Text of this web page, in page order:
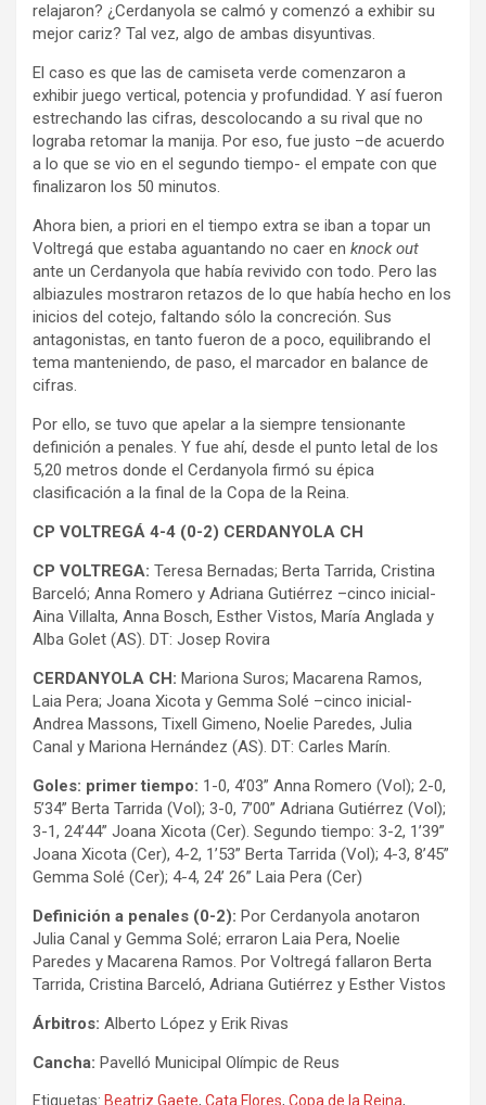
relajaron? ¿Cerdanyola se calmó y comenzó a exhibir su
mejor cariz? Tal vez, algo de ambas disyuntivas.
El caso es que las de camiseta verde comenzaron a
exhibir juego vertical, potencia y profundidad. Y así fueron
estrechando las cifras, descolocando a su rival que no
lograba retomar la manija. Por eso, fue justo –de acuerdo
a lo que se vio en el segundo tiempo- el empate con que
finalizaron los 50 minutos.
Ahora bien, a priori en el tiempo extra se iban a topar un
Voltregá que estaba aguantando no caer en knock out
ante un Cerdanyola que había revivido con todo. Pero las
albiazules mostraron retazos de lo que había hecho en los
inicios del cotejo, faltando sólo la concreción. Sus
antagonistas, en tanto fueron de a poco, equilibrando el
tema manteniendo, de paso, el marcador en balance de
cifras.
Por ello, se tuvo que apelar a la siempre tensionante
definición a penales. Y fue ahí, desde el punto letal de los
5,20 metros donde el Cerdanyola firmó su épica
clasificación a la final de la Copa de la Reina.
CP VOLTREGÁ 4-4 (0-2) CERDANYOLA CH
CP VOLTREGA: Teresa Bernadas; Berta Tarrida, Cristina
Barceló; Anna Romero y Adriana Gutiérrez –cinco inicial-
Aina Villalta, Anna Bosch, Esther Vistos, María Anglada y
Alba Golet (AS). DT: Josep Rovira
CERDANYOLA CH: Mariona Suros; Macarena Ramos,
Laia Pera; Joana Xicota y Gemma Solé –cinco inicial-
Andrea Massons, Tixell Gimeno, Noelie Paredes, Julia
Canal y Mariona Hernández (AS). DT: Carles Marín.
Goles: primer tiempo: 1-0, 4’03” Anna Romero (Vol); 2-0,
5’34” Berta Tarrida (Vol); 3-0, 7’00” Adriana Gutiérrez (Vol);
3-1, 24’44” Joana Xicota (Cer). Segundo tiempo: 3-2, 1’39”
Joana Xicota (Cer), 4-2, 1’53” Berta Tarrida (Vol); 4-3, 8’45”
Gemma Solé (Cer); 4-4, 24’ 26” Laia Pera (Cer)
Definición a penales (0-2): Por Cerdanyola anotaron
Julia Canal y Gemma Solé; erraron Laia Pera, Noelie
Paredes y Macarena Ramos. Por Voltregá fallaron Berta
Tarrida, Cristina Barceló, Adriana Gutiérrez y Esther Vistos
Árbitros: Alberto López y Erik Rivas
Cancha: Pavelló Municipal Olímpic de Reus
Etiquetas: Beatriz Gaete, Cata Flores, Copa de la Reina,